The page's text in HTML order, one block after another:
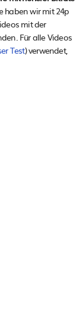
haben wir mit 24p
mit der
Für alle Videos
Test) verwendet,